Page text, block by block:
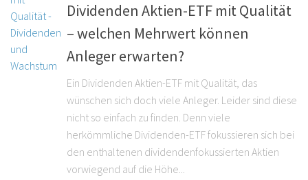
Dividenden Aktien-ETF mit Qualität
– welchen Mehrwert können
Anleger erwarten?
Ein Dividenden Aktien-ETF mit Qualität, das
wünschen sich doch viele Anleger. Leider sind diese
nicht so einfach zu finden. Denn viele
herkömmliche Dividenden-ETF fokussieren sich bei
den enthaltenen dividendenfokussierten Aktien
vorwiegend auf die Höhe...